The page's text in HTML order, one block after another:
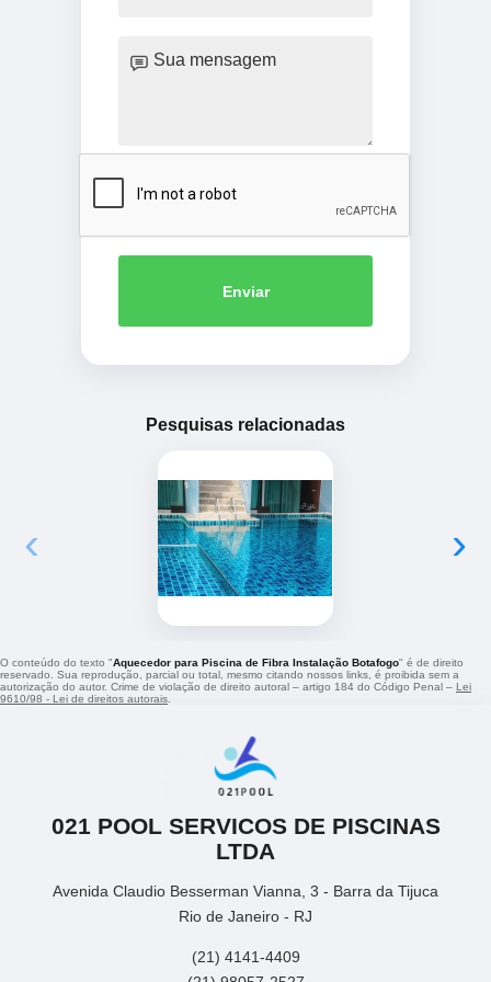
Enviar
Pesquisas relacionadas
‹ ›
O conteúdo do texto "Aquecedor para Piscina de Fibra Instalação Botafogo" é de direito
reservado. Sua reprodução, parcial ou total, mesmo citando nossos links, é proibida sem a
autorização do autor. Crime de violação de direito autoral – artigo 184 do Código Penal – Lei
9610/98 - Lei de direitos autorais
021 POOL SERVICOS DE PISCINAS
LTDA
Avenida Claudio Besserman Vianna, 3 - Barra da Tijuca
Rio de Janeiro - RJ
(21) 4141-4409